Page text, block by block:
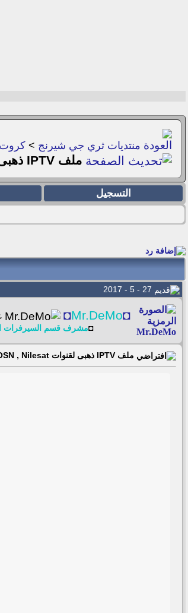
منتديات ثري جي شيرنج > كروت
ملف IPTV ذهبى لقنوات Bein Sport , OSN , Nilesat دائم لفتره طويلة 27/05/2017
التسجيل
◘
Mr.DeMo
◘
◘مشرف قسم السيرفرات
ملف IPTV ذهبى لقنوات Bein Sport , OSN , Nilesat دائم لفتره طويلة 27/05/2017